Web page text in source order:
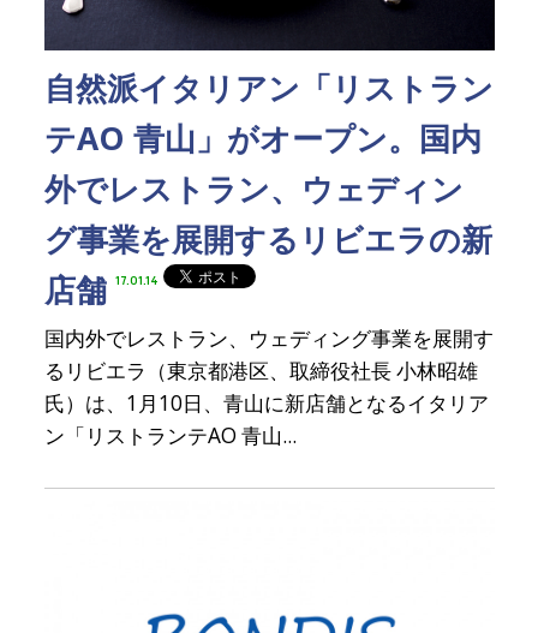
自然派イタリアン「リストラン
テAO 青山」がオープン。国内
外でレストラン、ウェディン
グ事業を展開するリビエラの新
店舗 17.01.14
国内外でレストラン、ウェディング事業を展開す
るリビエラ（東京都港区、取締役社長 小林昭雄
氏）は、1月10日、青山に新店舗となるイタリア
ン「リストランテAO 青山...